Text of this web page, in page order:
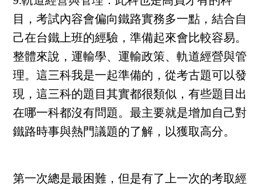
目，考試內容會偏向鐵路實務多一點，結合自
己在台鐵上班的經驗，準備起來會比較容易。
整體來說，運輸學、運輸政策、軌道經營與管
理。這三科我是一起準備的，從考古題可以發
現，這三科的題目其實都很類似，有些題目出
在哪一科都沒有問題。最主要就是增加自己對
鐵路時事與熱門議題的了解，以獲取高分。
第一次總是最困難，但是有了上一次的考取經